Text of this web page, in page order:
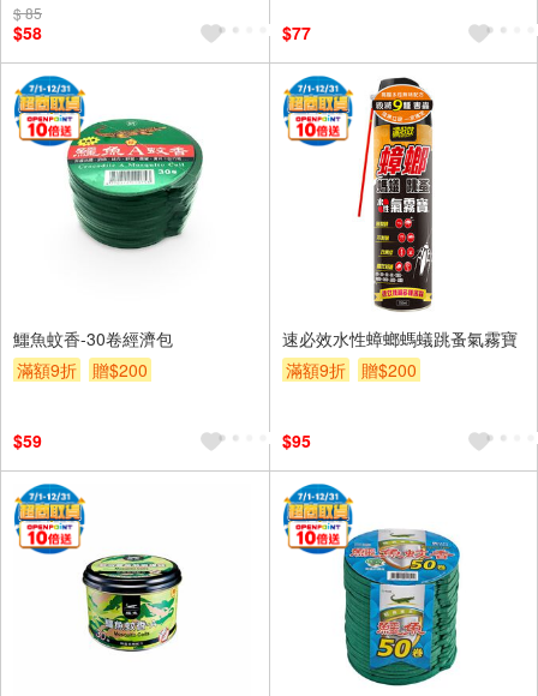
$ 85
$58 $77
鱷魚蚊香-30卷經濟包
滿額9折
贈$200
$59
速必效水性蟑螂螞蟻跳蚤氣霧寶
滿額9折
贈$200
$95